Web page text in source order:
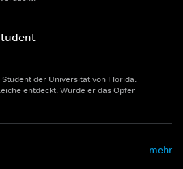
der Universität von Florida.
entdeckt. Wurde er das Opfer
mehr